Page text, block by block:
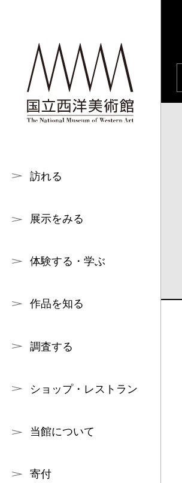
訪れる
展示をみる
体験する・学ぶ
作品を知る
調査する
ショップ・レストラン
当館について
寄付